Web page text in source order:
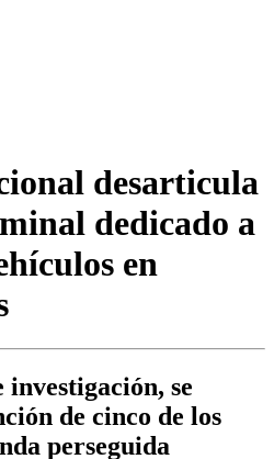
desarticula
dedicado a
en
investigación, se
de cinco de los
perseguida